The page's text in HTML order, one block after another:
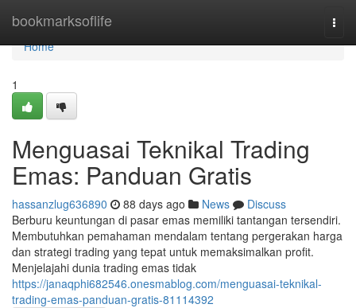
bookmarksoflife
Home
Home
1
Menguasai Teknikal Trading
Emas: Panduan Gratis
hassanzlug636890 88 days ago News
Discuss
Berburu keuntungan di pasar emas memiliki tantangan tersendiri.
Membutuhkan pemahaman mendalam tentang pergerakan harga
dan strategi trading yang tepat untuk memaksimalkan profit.
Menjelajahi dunia trading emas tidak
https://janaqphi682546.onesmablog.com/menguasai-teknikal-
trading-emas-panduan-gratis-81114392